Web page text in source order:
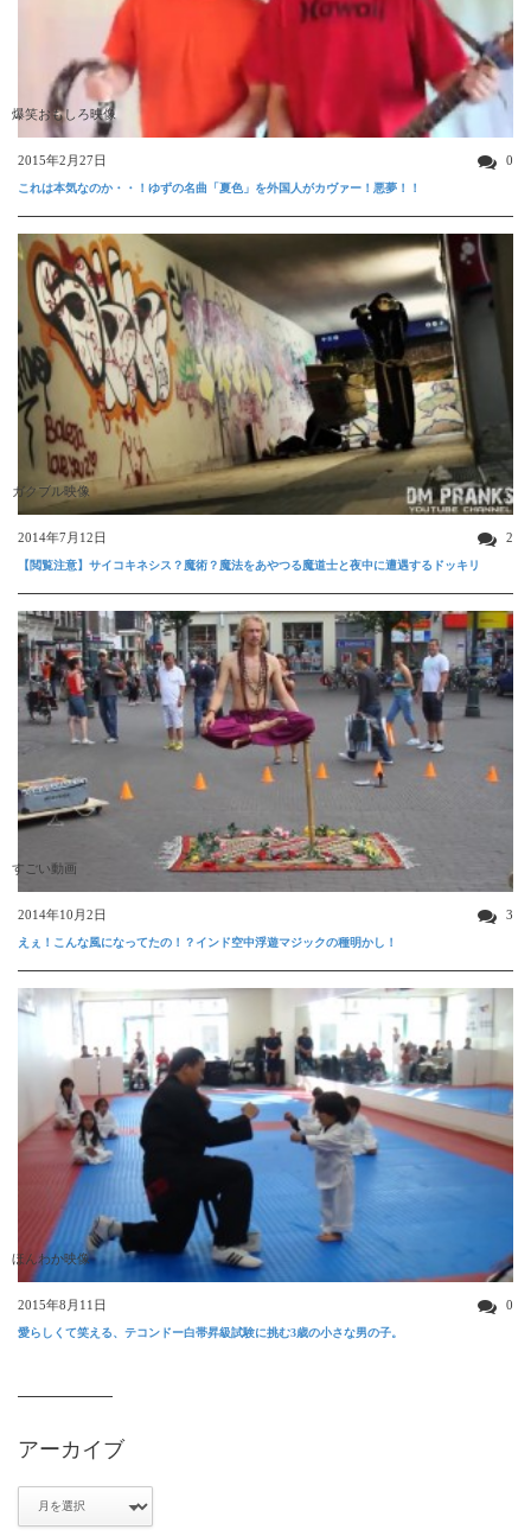
爆笑おもしろ映像
2015年2月27日 0
これは本気なのか・・！ゆずの名曲「夏色」を外国人がカヴァー！悪夢！！
ガクブル映像
2014年7月12日 2
【閲覧注意】サイコキネシス？魔術？魔法をあやつる魔道士と夜中に遭遇するドッキリ
すごい動画
2014年10月2日 3
えぇ！こんな風になってたの！？インド空中浮遊マジックの種明かし！
ほんわか映像
2015年8月11日 0
愛らしくて笑える、テコンドー白帯昇級試験に挑む3歳の小さな男の子。
アーカイブ